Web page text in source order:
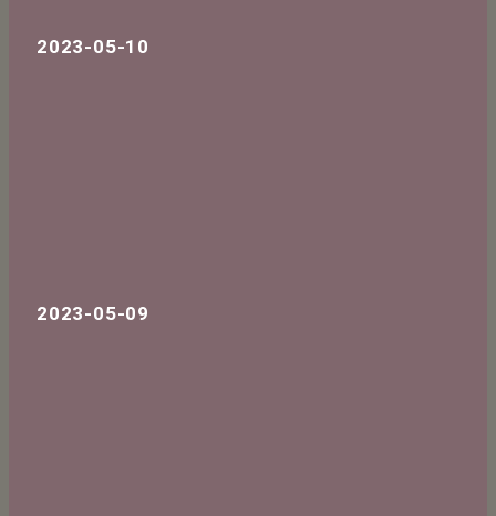
2023-05-10
2023-05-09